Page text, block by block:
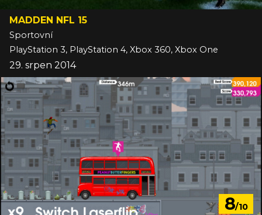
MADDEN NFL 15
Sportovní
PlayStation 3, PlayStation 4, Xbox 360, Xbox One
29. srpen 2014
8/10